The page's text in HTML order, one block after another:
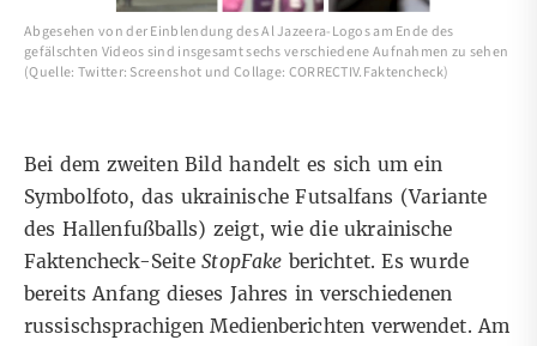
Abgesehen von der Einblendung des Al Jazeera-Logos am Ende des
gefälschten Videos sind insgesamt sechs verschiedene Aufnahmen zu sehen
(Quelle: Twitter: Screenshot und Collage: CORRECTIV.Faktencheck)
Bei dem zweiten Bild handelt es sich um ein
Symbolfoto, das ukrainische Futsalfans (Variante
des Hallenfußballs) zeigt, wie die ukrainische
Faktencheck-SeiteStopFake berichtet. Es wurde
bereits Anfang dieses Jahres in verschiedenen
russischsprachigen Medienberichten verwendet. Am